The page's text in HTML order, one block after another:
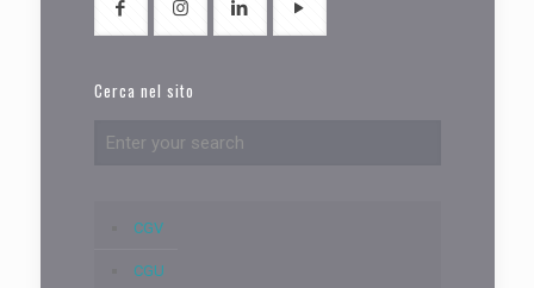
Cerca nel sito
CGV
CGU